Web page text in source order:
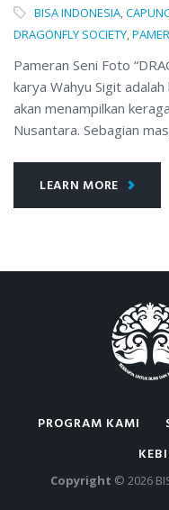
BISA INDONESIA,
DRAGONFLY SOCIETY,
Pameran Seni Foto
karya Wahyu Sigit
akan menampilkan
Nusantara. Sebagian
LEARN MORE
PROGRAM KAMI
Copyright © 2026